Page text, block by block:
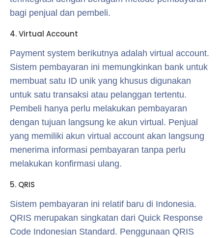
bagi penjual dan pembeli.
4. Virtual Account
Payment system berikutnya adalah virtual account.
Sistem pembayaran ini memungkinkan bank untuk
membuat satu ID unik yang khusus digunakan
untuk satu transaksi atau pelanggan tertentu.
Pembeli hanya perlu melakukan pembayaran
dengan tujuan langsung ke akun virtual. Penjual
yang memiliki akun virtual account akan langsung
menerima informasi pembayaran tanpa perlu
melakukan konfirmasi ulang.
5. QRIS
Sistem pembayaran ini relatif baru di Indonesia.
QRIS merupakan singkatan dari Quick Response
Code Indonesian Standard. Penggunaan QRIS